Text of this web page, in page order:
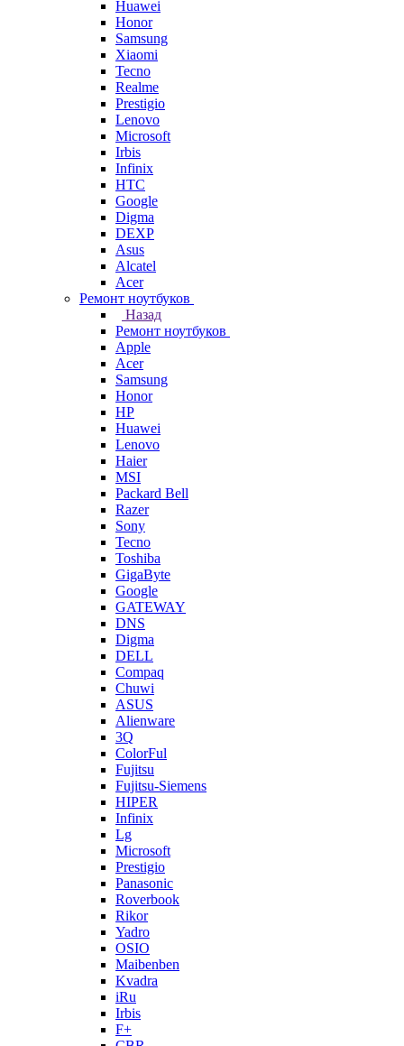
Huawei
Honor
Samsung
Xiaomi
Tecno
Realme
Prestigio
Lenovo
Microsoft
Irbis
Infinix
HTC
Google
Digma
DEXP
Asus
Alcatel
Acer
Ремонт ноутбуков
Назад
Ремонт ноутбуков
Apple
Acer
Samsung
Honor
HP
Huawei
Lenovo
Haier
MSI
Packard Bell
Razer
Sony
Tecno
Toshiba
GigaByte
Google
GATEWAY
DNS
Digma
DELL
Compaq
Chuwi
ASUS
Alienware
3Q
ColorFul
Fujitsu
Fujitsu-Siemens
HIPER
Infinix
Lg
Microsoft
Prestigio
Panasonic
Roverbook
Rikor
Yadro
OSIO
Maibenben
Kvadra
iRu
Irbis
F+